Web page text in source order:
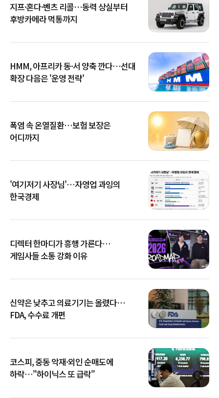
지프·혼다·벤츠 리콜…동력 상실부터
후방카메라 먹통까지
HMM, 아프리카 동·서 양축 깐다…선대
확장 다음은 '운영 전략'
폭염 속 온열질환…보험 보장은
어디까지
'여기저기 사장님'…자영업 과잉의
한국경제
디렉터 한마디가 흥행 가른다…
게임사들 소통 강화 이유
신약은 낮추고 의료기기는 올렸다…
FDA, 수수료 개편
코스피, 중동 악재·외인 순매도에
하락…"하이닉스 또 급락"